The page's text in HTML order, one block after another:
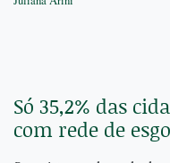
Só 35,2% das
com rede de